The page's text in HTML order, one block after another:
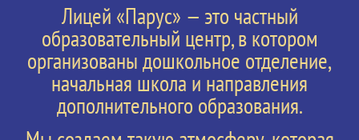
ОТКРЫТ
ДОПОЛНИТЕЛЬНЫЙ
НАБОР ВО 2-ОЙ И 3-ИЙ
КЛАССЫ
Лицей «Парус» — это частный
образовательный центр, в котором
организованы дошкольное отделение,
начальная школа и направления
дополнительного образования.